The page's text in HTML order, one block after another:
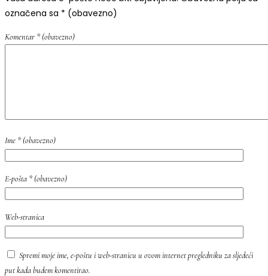
označena sa * (obavezno)
Komentar * (obavezno)
Ime * (obavezno)
E-pošta * (obavezno)
Web-stranica
Spremi moje ime, e-poštu i web-stranicu u ovom internet pregledniku za sljedeći
put kada budem komentirao.